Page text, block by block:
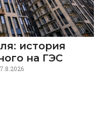
история
на ГЭС